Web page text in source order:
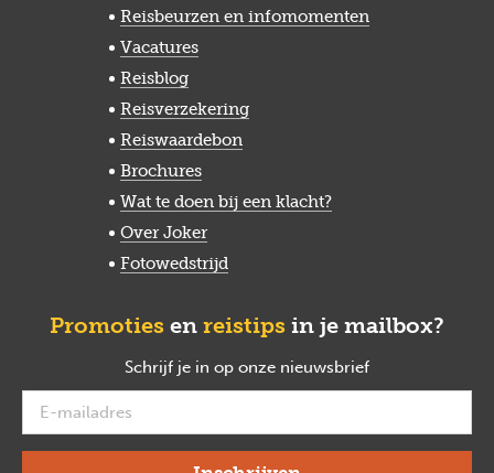
Reisbeurzen en infomomenten
Vacatures
Reisblog
Reisverzekering
Reiswaardebon
Brochures
Wat te doen bij een klacht?
Over Joker
Fotowedstrijd
Promoties en reistips in je mailbox?
Schrijf je in op onze nieuwsbrief